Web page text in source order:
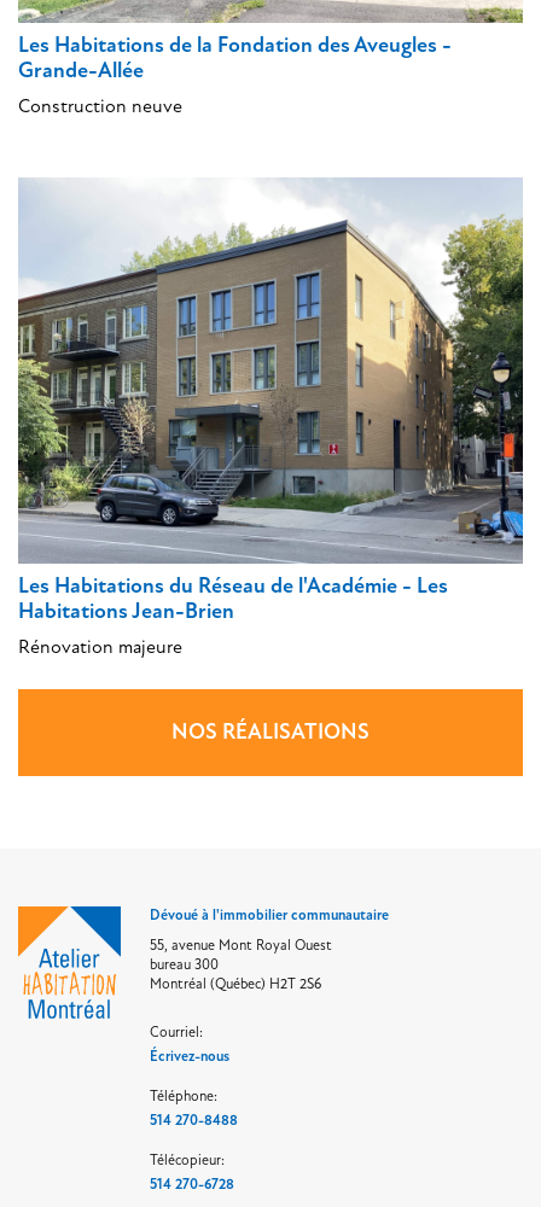
Les Habitations de la Fondation des Aveugles -
Grande-Allée
Construction neuve
Les Habitations du Réseau de l'Académie - Les
Habitations Jean-Brien
Rénovation majeure
NOS RÉALISATIONS
Dévoué à l'immobilier communautaire
55, avenue Mont Royal Ouest
bureau 300
Montréal (Québec) H2T 2S6
Courriel:
Écrivez-nous
Téléphone:
514 270-8488
Télécopieur:
514 270-6728